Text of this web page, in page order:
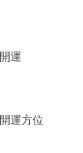
開運
開運方位